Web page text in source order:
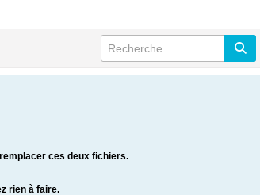
ces deux fichiers.
rien à faire.